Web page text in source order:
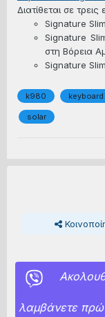
Διατίθεται σε τρεις
Signature
Signature
στη Βόρεια
Signature
k980 keyboard
solar
λαμβάνετε